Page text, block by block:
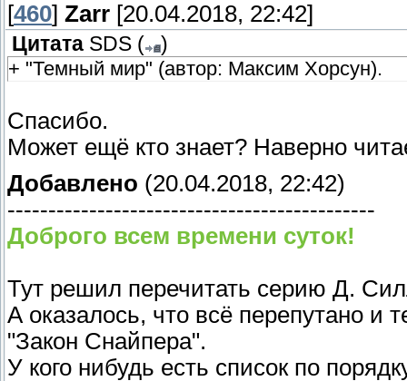
[460] Zarr [20.04.2018, 22:42]
Цитата SDS (
)
+ "Темный мир" (автор: Максим Хорсун).
Спасибо.
Может ещё кто знает? Наверно
Добавлено (20.04.2018, 22:42)
---------------------------------------------
Доброго всем времени суток!
Тут решил перечитать серию Д.
А оказалось, что всё перепутано и
"Закон Снайпера".
У кого нибудь есть список по